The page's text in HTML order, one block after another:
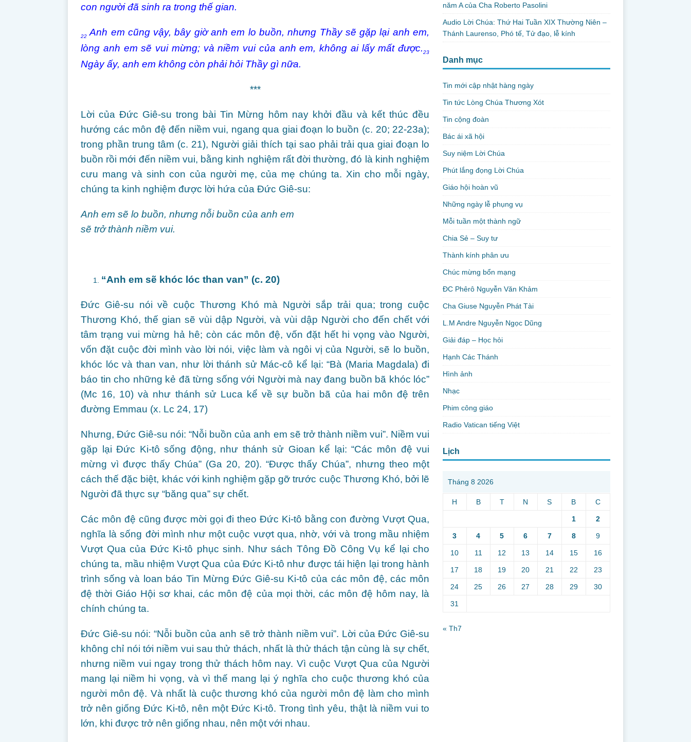
con người đã sinh ra trong thế gian.
22 Anh em cũng vậy, bây giờ anh em lo buồn, nhưng Thầy sẽ gặp lại anh em,
lòng anh em sẽ vui mừng; và niềm vui của anh em, không ai lấy mất được.23
Ngày ấy, anh em không còn phải hỏi Thầy gì nữa.
***
Lời của Đức Giê-su trong bài Tin Mừng hôm nay khởi đầu và kết thúc đều
hướng các môn đệ đến niềm vui, ngang qua giai đoạn lo buồn (c. 20; 22-23a);
trong phần trung tâm (c. 21), Người giải thích tại sao phải trải qua giai đoạn lo
buồn rồi mới đến niềm vui, bằng kinh nghiệm rất đời thường, đó là kinh nghiệm
cưu mang và sinh con của người mẹ, của mẹ chúng ta. Xin cho mỗi ngày,
chúng ta kinh nghiệm được lời hứa của Đức Giê-su:
Anh em sẽ lo buồn, nhưng nỗi buồn của anh em
sẽ trở thành niềm vui.
“Anh em sẽ khóc lóc than van” (c. 20)
Đức Giê-su nói về cuộc Thương Khó mà Người sắp trải qua; trong cuộc
Thương Khó, thế gian sẽ vùi dập Người, và vùi dập Người cho đến chết với
tâm trạng vui mừng hả hê; còn các môn đệ, vốn đặt hết hi vọng vào Người,
vốn đặt cuộc đời mình vào lời nói, việc làm và ngôi vị của Người, sẽ lo buồn,
khóc lóc và than van, như lời thánh sử Mác-cô kể lại: “Bà (Maria Magdala) đi
báo tin cho những kẻ đã từng sống với Người mà nay đang buồn bã khóc lóc”
(Mc 16, 10) và như thánh sử Luca kể về sự buồn bã của hai môn đệ trên
đường Emmau (x. Lc 24, 17)
Nhưng, Đức Giê-su nói: “Nỗi buồn của anh em sẽ trở thành niềm vui”. Niềm vui
gặp lại Đức Ki-tô sống động, như thánh sử Gioan kể lại: “Các môn đệ vui
mừng vì được thấy Chúa” (Ga 20, 20). “Được thấy Chúa”, nhưng theo một
cách thế đặc biệt, khác với kinh nghiệm gặp gỡ trước cuộc Thương Khó, bởi lẽ
Người đã thực sự “băng qua” sự chết.
Các môn đệ cũng được mời gọi đi theo Đức Ki-tô bằng con đường Vượt Qua,
nghĩa là sống đời mình như một cuộc vượt qua, nhờ, với và trong mầu nhiệm
Vượt Qua của Đức Ki-tô phục sinh. Như sách Tông Đồ Công Vụ kể lại cho
chúng ta, mầu nhiệm Vượt Qua của Đức Ki-tô như được tái hiện lại trong hành
trình sống và loan báo Tin Mừng Đức Giê-su Ki-tô của các môn đệ, các môn
đệ thời Giáo Hội sơ khai, các môn đệ của mọi thời, các môn đệ hôm nay, là
chính chúng ta.
Đức Giê-su nói: “Nỗi buồn của anh sẽ trở thành niềm vui”. Lời của Đức Giê-su
không chỉ nói tới niềm vui sau thử thách, nhất là thử thách tận cùng là sự chết,
nhưng niềm vui ngay trong thử thách hôm nay. Vì cuộc Vượt Qua của Người
mang lại niềm hi vọng, và vì thế mang lại ý nghĩa cho cuộc thương khó của
người môn đệ. Và nhất là cuộc thương khó của người môn đệ làm cho mình
trở nên giống Đức Ki-tô, nên một Đức Ki-tô. Trong tình yêu, thật là niềm vui to
lớn, khi được trở nên giống nhau, nên một với nhau.
năm A của Cha Roberto Pasolini
Audio Lời Chúa: Thứ Hai Tuần XIX Thường Niên –
Thánh Laurenso, Phó tế, Tử đạo, lễ kính
Danh mục
Tin mới cập nhật hàng ngày
Tin tức Lòng Chúa Thương Xót
Tin cộng đoàn
Bác ái xã hội
Suy niệm Lời Chúa
Phút lắng đọng Lời Chúa
Giáo hội hoàn vũ
Những ngày lễ phụng vụ
Mỗi tuần một thành ngữ
Chia Sẻ – Suy tư
Thành kính phân ưu
Chúc mừng bổn mạng
ĐC Phêrô Nguyễn Văn Khảm
Cha Giuse Nguyễn Phát Tài
L.M Andre Nguyễn Ngọc Dũng
Giải đáp – Học hỏi
Hạnh Các Thánh
Hình ảnh
Nhạc
Phim công giáo
Radio Vatican tiếng Việt
Lịch
Tháng 8 2026
H B T N S B C
1 2
3 4 5 6 7 8 9
10 11 12 13 14 15 16
17 18 19 20 21 22 23
24 25 26 27 28 29 30
31
« Th7